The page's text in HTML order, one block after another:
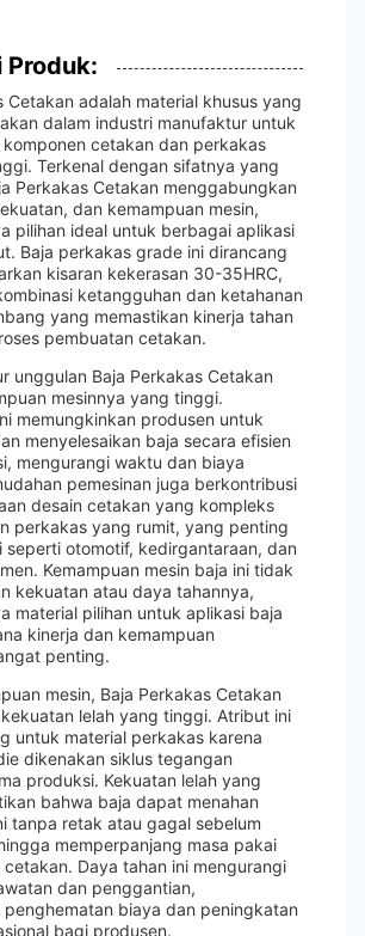
Produk:
Cetakan adalah material khusus yang
dalam industri manufaktur untuk
cetakan dan perkakas
Terkenal dengan sifatnya yang
Perkakas Cetakan menggabungkan
dan kemampuan mesin,
pilihan ideal untuk berbagai aplikasi
Baja perkakas grade ini dirancang
kisaran kekerasan 30-35HRC,
ketangguhan dan ketahanan
yang memastikan kinerja tahan
pembuatan cetakan.
unggulan Baja Perkakas Cetakan
mesinnya yang tinggi.
memungkinkan produsen untuk
menyelesaikan baja secara efisien
mengurangi waktu dan biaya
pemesinan juga berkontribusi
desain cetakan yang kompleks
perkakas yang rumit, yang penting
seperti otomotif, kedirgantaraan, dan
Kemampuan mesin baja ini tidak
kekuatan atau daya tahannya,
material pilihan untuk aplikasi baja
kinerja dan kemampuan
penting.
mesin, Baja Perkakas Cetakan
lelah yang tinggi. Atribut ini
untuk material perkakas karena
dikenakan siklus tegangan
produksi. Kekuatan lelah yang
bahwa baja dapat menahan
tanpa retak atau gagal sebelum
memperpanjang masa pakai
Daya tahan ini mengurangi
dan penggantian,
penghematan biaya dan peningkatan
bagi produsen.